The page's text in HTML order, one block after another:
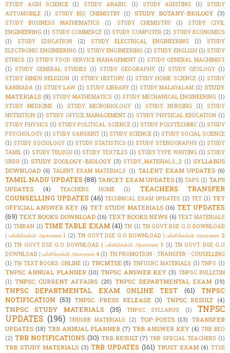
STUDY AGRI SCIENCE
(1) STUDY ARABIC (1) STUDY AUDITING (1)
STUDY
AUTOMOBILE (1) STUDY BIO CHEMISTRY (1) STUDY BOTANY-BIOLOGY (3)
STUDY BUSINESS MATHEMATICS (1) STUDY CHEMISTRY (1)
STUDY CIVIL
ENGINEERING (1) STUDY COMMERCE (1) STUDY COMPUTER (2) STUDY ECONOMICS
(1)
STUDY EDUCATION (2) STUDY ELECTRICAL ENGINEERING (1)
STUDY
ELECTRONIC ENGINEERING (1) STUDY ENGINEERING (2) STUDY ENGLISH (1) STUDY
ETHICS (1) STUDY FOOD SERVICE MANAGEMENT (1) STUDY GENERAL MACHINIST
(1) STUDY GENERAL STUDIES (1) STUDY GEOGRAPHY (1) STUDY GEOLOGY (1)
STUDY HINDU RELIGION (1) STUDY HISTORY (1) STUDY HOME SCIENCE (1) STUDY
KANNADA (1) STUDY LAW (1) STUDY LIBRARY (1) STUDY MALAYALAM (1) STUDY
MATERIALS (5) STUDY MATHEMATICS (1) STUDY MECHANICAL ENGINEERING (1)
STUDY MEDICINE
(1) STUDY MICROBIOLOGY (1) STUDY NURSING (1)
STUDY
NUTRITION (1) STUDY OFFICE MANAGEMENT (1) STUDY PHYSICAL EDUCATION (1)
STUDY PHYSICS (1) STUDY POLITICAL SCIENCE (1) STUDY POLYTECHNIC (1) STUDY
PSYCHOLOGY (1) STUDY SANSKRIT (1) STUDY SCIENCE (1) STUDY SOCIAL SCIENCE
(1) STUDY SOCIOLOGY (1) STUDY STATISTICS (1) STUDY STENOGRAPHY (1) STUDY
TAMIL (1) STUDY TELUGU (1) STUDY TEXTILES (1) STUDY TYPE WRITING (1) STUDY
URDU (1) STUDY ZOOLOGY-BIOLOGY (3) STUDY_MATERIALS_2 (1) SYLLABUS
DOWNLOAD (6) TALENT EXAM MATERIALS (1) TALENT EXAM UPDATES (6)
TAMIL NADU UPDATES (88) TANCET EXAM UPDATES (3) TAPS (1) TAPS
UPDATES
(4) TEACHERS HOME (1)
TEACHERS TRANSFER
COUNSELLING UPDATES (46) TECHNICAL EXAM UPDATES (2) TET (1) TET
OFFICIAL ANSWER KEY (6) TET STUDY MATERIALS (16) TET UPDATES
(69) TEXT BOOKS DOWNLOAD (16) TEXT BOOKS NEWS (6) TEXT MATERIALS
(1) THIRAN (1) TIME TABLE EXAM (41) TN (1) TN GOVT DSE G.O DOWNLOAD
| பள்ளிக்கல்வி அரசாணை 1 (2) TN GOVT DSE G.O DOWNLOAD | பள்ளிக்கல்வி அரசாணை 2
(1) TN GOVT DSE G.O DOWNLOAD | பள்ளிக்கல்வி அரசாணை 3 (1) TN GOVT DSE G.O
DOWNLOAD | பள்ளிக்கல்வி அரசாணை 4 (1) TN PROMOTION - TRANSFER - COUSELLING
(1) TN TEXT BOOKS ONLINE (1) TNCMTSE (5) TNFUSRC MATERIALS (1) TNPS (1)
TNPSC ANNUAL PLANNER (10) TNPSC ANSWER KEY (3) TNPSC BULLETIN
(1) TNPSC CURRENT AFFAIRS (20) TNPSC DEPARTMENTAL EXAM (19)
TNPSC DEPARTMENTAL EXAM ONLINE TEST (61)
TNPSC
NOTIFICATION (53) TNPSC PRESS RELEASE (3) TNPSC RESULT (4)
TNPSC STUDY MATERIALS (35) TNPSC SYLLABUS (1)
TNPSC
UPDATES (196) TNUSRB MATERIALS (2) TOP-POSTS (13) TRANSFER
UPDATES (18) TRB ANNUAL PLANNER (7) TRB ANSWER KEY (4) TRB BEO
(2) TRB NOTIFICATIONS (30) TRB RESULT (7) TRB SPECIAL TEACHERS (1)
TRB STUDY MATERIALS (3) TRB UPDATES (161) TRUST EXAM (4) TTSE